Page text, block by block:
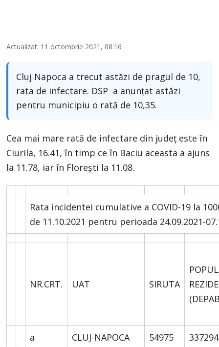
Actualizat: 11 octombrie 2021, 08:16
Cluj Napoca a trecut astăzi de pragul de 10,
rata de infectare. DSP a anunțat astăzi
pentru municipiu o rată de 10,35.
Cea mai mare rată de infectare din județ este în
Ciurila, 16.41, în timp ce în Baciu aceasta a ajuns
la 11.78, iar în Florești la 11.08.
Rata incidentei cumulative a COVID-19 la
de 11.10.2021 pentru perioada 24.09.2021-
NR.CRT. UAT SIRUTA
a CLUJ-NAPOCA 54975 337294